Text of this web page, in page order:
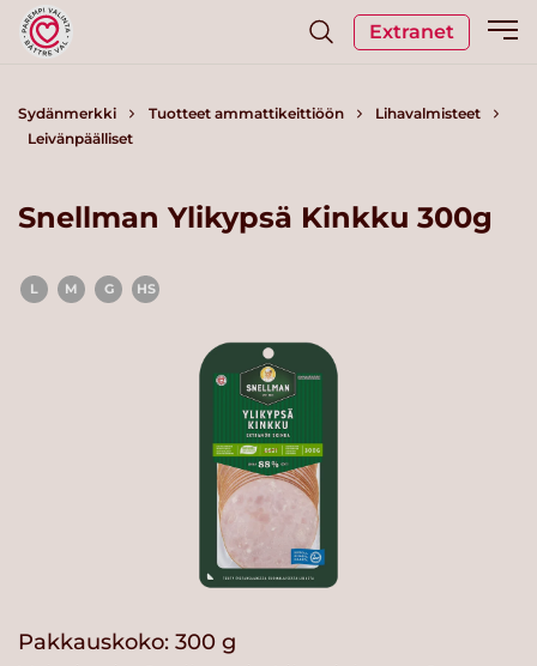
Extranet
Sydänmerkki Tuotteet ammattikeittiöön
Lihavalmisteet
Leivänpäälliset
Snellman Ylikypsä Kinkku 300g
L M G HS
Pakkauskoko: 300 g